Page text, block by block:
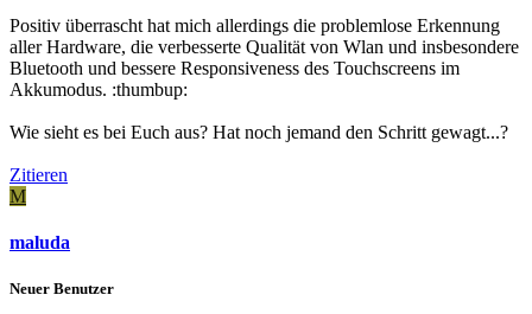
Positiv überrascht hat mich allerdings die problemlose Erkennung
aller Hardware, die verbesserte Qualität von Wlan und insbesondere
Bluetooth und bessere Responsiveness des Touchscreens im
Akkumodus. :thumbup:
Wie sieht es bei Euch aus? Hat noch jemand den Schritt gewagt...?
Zitieren
M
maluda
Neuer Benutzer